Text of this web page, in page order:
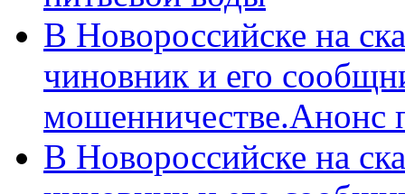
В Новороссийске на
чиновник и его
мошенничестве.Анонс
В Новороссийске на